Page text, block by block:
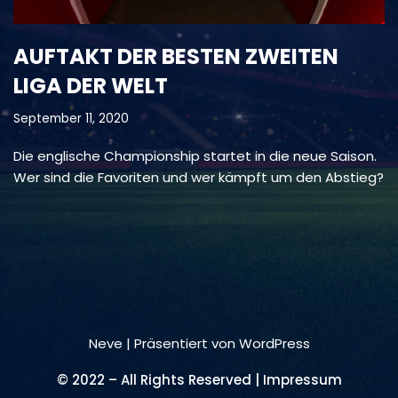
AUFTAKT DER BESTEN ZWEITEN
LIGA DER WELT
September 11, 2020
Die englische Championship startet in die neue Saison.
Wer sind die Favoriten und wer kämpft um den Abstieg?
Neve | Präsentiert vonWordPress
© 2022 – All Rights Reserved | Impressum